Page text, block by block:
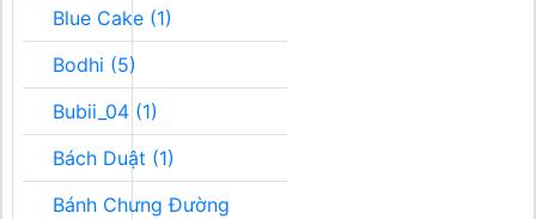
Blue Cake (1)
Bodhi (5)
Bubii_04 (1)
Bách Duật (1)
Bánh Chưng Đường